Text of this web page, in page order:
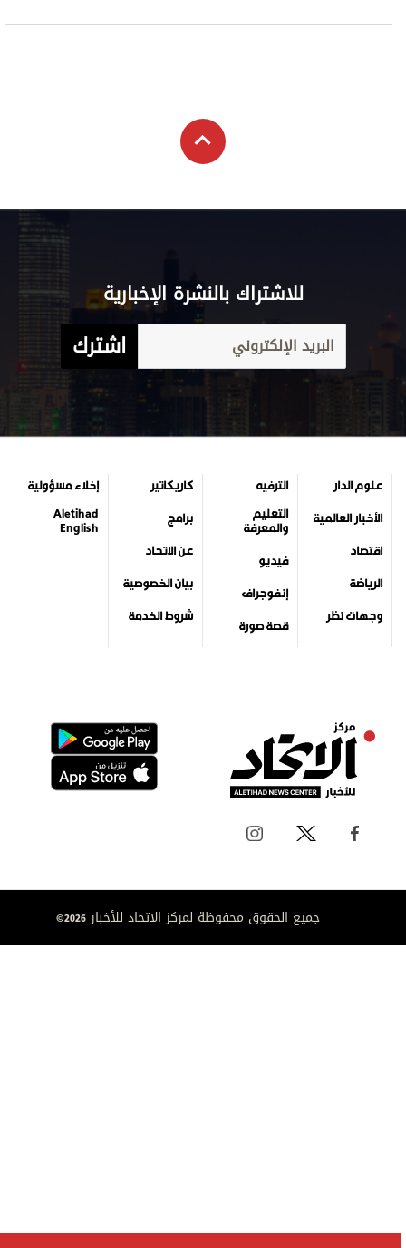
للاشتراك بالنشرة الإخبارية
اشترك
علوم الدار
الأخبار العالمية
اقتصاد
الرياضة
وجهات نظر
الترفيه
التعليم
والمعرفة
فيديو
إنفوجراف
قصة صورة
كاريكاتير
برامج
عن الاتحاد
بيان الخصوصية
شروط الخدمة
إخلاء مسؤولية
Aletihad
English
جميع الحقوق محفوظة لمركز الاتحاد للأخبار 2026©